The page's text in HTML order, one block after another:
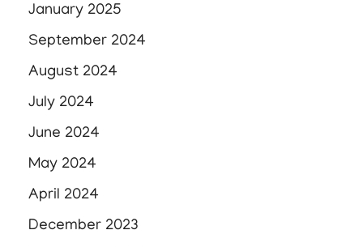
January 2025
September 2024
August 2024
July 2024
June 2024
May 2024
April 2024
December 2023